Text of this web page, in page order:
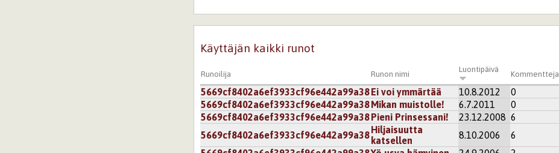
13.2.2006 0:00077167ab730b8997fb1f43a00a5827fe
ONNEA SINULLLE TÄNÄÄN SYNTYMÄPÄIVÄNÄSI,runosi on kaunis voin jäädä tähän
tunnelmaasi, suosikkeihin laitan, ihana
Kirjaudu
kommentoidaksesi
13.2.2006 0:00-jasmin-
kauniisti kirjoitat hiljaisuudesta..niin ja Hyvää Syntymäpäivää
kommentoidaksesi
Käyttäjän kaikki runot
Runoilija Runon nimi
Luontipäivä
Kommentteja
5669cf8402a6ef3933cf96e442a99a38Ei voi ymmärtää 10.8.2012 0
5669cf8402a6ef3933cf96e442a99a38Mikan muistolle! 6.7.2011 0
5669cf8402a6ef3933cf96e442a99a38Pieni Prinsessani! 23.12.2008 6
5669cf8402a6ef3933cf96e442a99a38Hiljaisuutta
katsellen
8.10.2006 6